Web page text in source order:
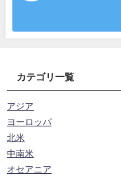
カテゴリ一覧
アジア
ヨーロッパ
北米
中南米
オセアニア